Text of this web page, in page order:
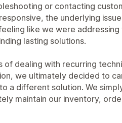
or contacting
the underlying
like we were
lasting solutions.
dealing with recurring
we ultimately decided to
a different solution. We
maintain our inventory,